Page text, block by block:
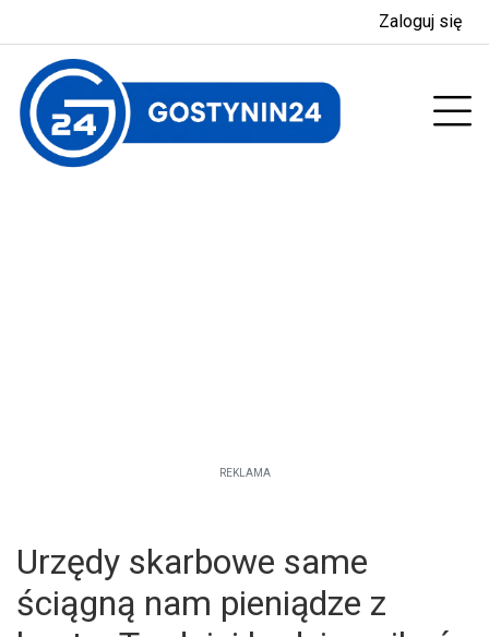
Zaloguj się
REKLAMA
Urzędy skarbowe same
ściągną nam pieniądze z